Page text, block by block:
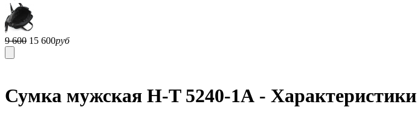
9 600 15 600руб
Сумка мужская H-T 5240-1А - Характеристики